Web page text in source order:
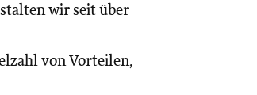
wir seit über
von Vorteilen,